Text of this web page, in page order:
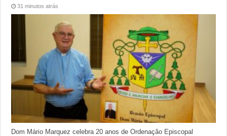
31 minutos atrás
Dom Mário Marquez celebra 20 anos de Ordenação Episcopal